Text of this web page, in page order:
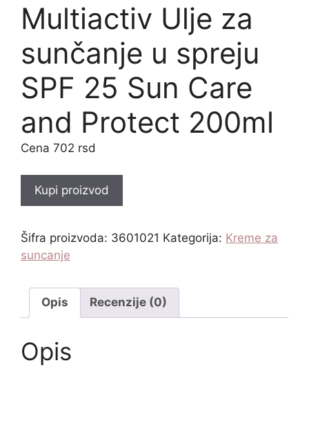
Multiactiv Ulje za
sunčanje u spreju
SPF 25 Sun Care
and Protect 200ml
702 rsd
Kupi proizvod
Šifra proizvoda: 3601021 Kategorija: Kreme za
suncanje
Opis Recenzije (0)
Opis